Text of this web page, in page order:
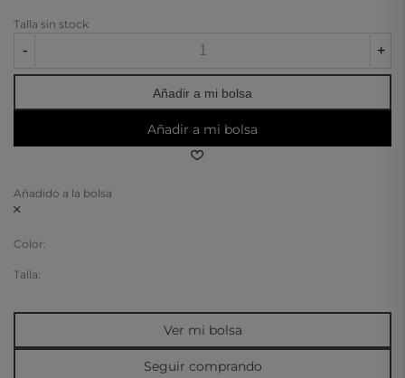
Talla sin stock
- +
Añadir a mi bolsa
Añadir a mi bolsa
Añadido a la bolsa
Color:
Talla:
Ver mi bolsa
Seguir comprando